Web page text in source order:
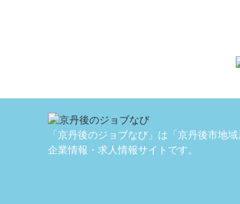
「京丹後のジョブなび」は「京丹後市地
企業情報・求人情報サイトです。